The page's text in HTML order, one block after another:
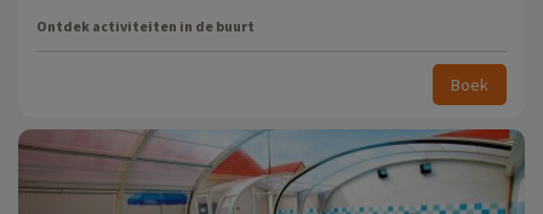
Ontdek activiteiten in de buurt
Boek